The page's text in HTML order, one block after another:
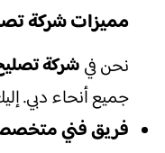
مميزات شركة
نحن فيشركة
جميع أنحاء دبي.
فريق فني